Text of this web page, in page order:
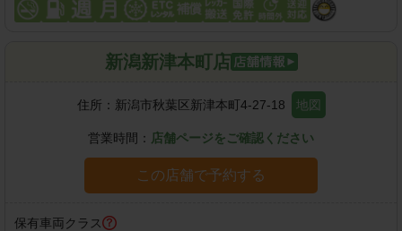
新潟新津本町店
住所： 新潟市秋葉区新津本町4-27-18 地図
営業時間： 店舗ページをご確認ください
この店舗で予約する
保有車両クラス